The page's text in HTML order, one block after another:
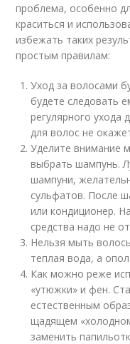
проблема, особенно
краситься и
избежать таких
простым правилам:
Уход за волосами
будете следовать
регулярного ухода
для волос не
Уделите внимание
выбрать шампунь.
шампуни,
сульфатов. После
или кондиционер.
средства надо не
Нельзя мыть
теплая вода, а
Как можно реже
«утюжки» и фен.
естественным
щадящем
заменить